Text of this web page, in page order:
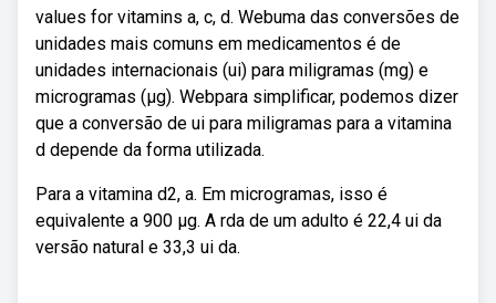
values for vitamins a, c, d. Webuma das conversões de
unidades mais comuns em medicamentos é de
unidades internacionais (ui) para miligramas (mg) e
microgramas (μg). Webpara simplificar, podemos dizer
que a conversão de ui para miligramas para a vitamina
d depende da forma utilizada.
Para a vitamina d2, a. Em microgramas, isso é
equivalente a 900 µg. A rda de um adulto é 22,4 ui da
versão natural e 33,3 ui da.